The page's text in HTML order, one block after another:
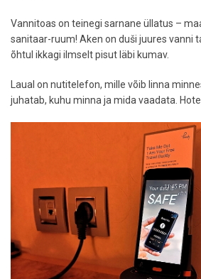
Vannitoas on teinegi sarnane üllatus –
sanitaar-ruum! Aken on duši juures vanni
õhtul ikkagi ilmselt pisut läbi kumav.
Laual on nutitelefon, mille võib linna
juhatab, kuhu minna ja mida vaadata.